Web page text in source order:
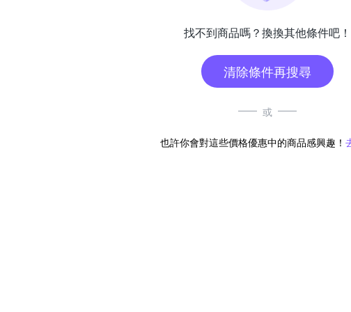
找不到商品嗎？換換其他條件吧！
清除條件再搜尋
或
也許你會對這些價格優惠中的商品感興趣！